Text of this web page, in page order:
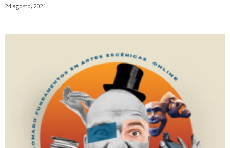
24 agosto, 2021